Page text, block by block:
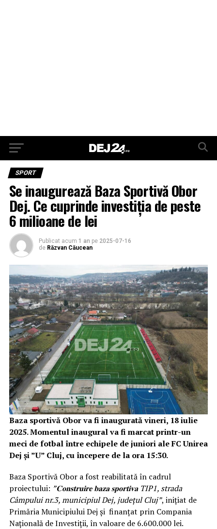
SPORT
Se inaugurează Baza Sportivă Obor
Dej. Ce cuprinde investiția de peste
6 milioane de lei
Publicat acum 1 an pe 2025-07-16
de Răzvan Căucean
Baza sportivă Obor va fi inaugurată vineri, 18 iulie
2025. Momentul inaugural va fi marcat printr-un
meci de fotbal între echipele de juniori ale FC Unirea
Dej și ”U” Cluj, cu începere de la ora 15:30.
Baza Sportivă Obor a fost reabilitată în cadrul
proiectului: ”𝐂𝐨𝐧𝐬𝐭𝐫𝐮𝐢𝐫𝐞 𝐛𝐚𝐳𝐚 𝐬𝐩𝐨𝐫𝐭𝐢𝐯𝐚 TIP1, strada
Câmpului nr.3, municipiul Dej, județul Cluj”, inițiat de
Primăria Municipiului Dej și finanțat prin Compania
Națională de Investiții, în valoare de 6.600.000 lei.